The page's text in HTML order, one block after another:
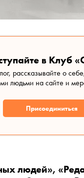
в Клуб
рассказывайте о
людьми на сайте и
Присоединиться
людей»,